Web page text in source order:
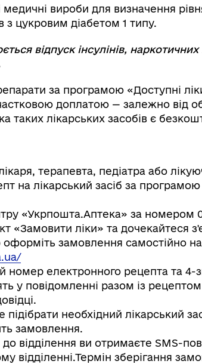
Повідомити про пошкоджене
майно
вироби для визначення
з цукровим діабетом 1 типу.
відпуск інсулінів, наркотичних
за програмою «Доступні
доплатою — залежно від
таких лікарських засобів є
терапевта, педіатра або
на лікарський засіб за програмою
«Укрпошта.Аптека» за номером
«Замовити ліки» та дочекайтеся
замовлення самостійно на
номер електронного рецепта та 4-
у повідомленні разом із
необхідний лікарський
замовлення.
відділення ви отримаєте SMS-
відділенні.Термін зберігання